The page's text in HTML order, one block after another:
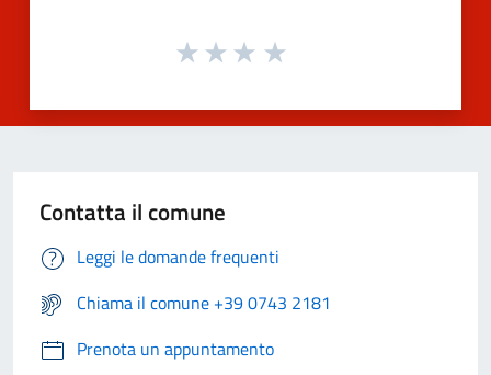
Contatta il comune
Leggi le domande frequenti
Chiama il comune +39 0743 2181
Prenota un appuntamento